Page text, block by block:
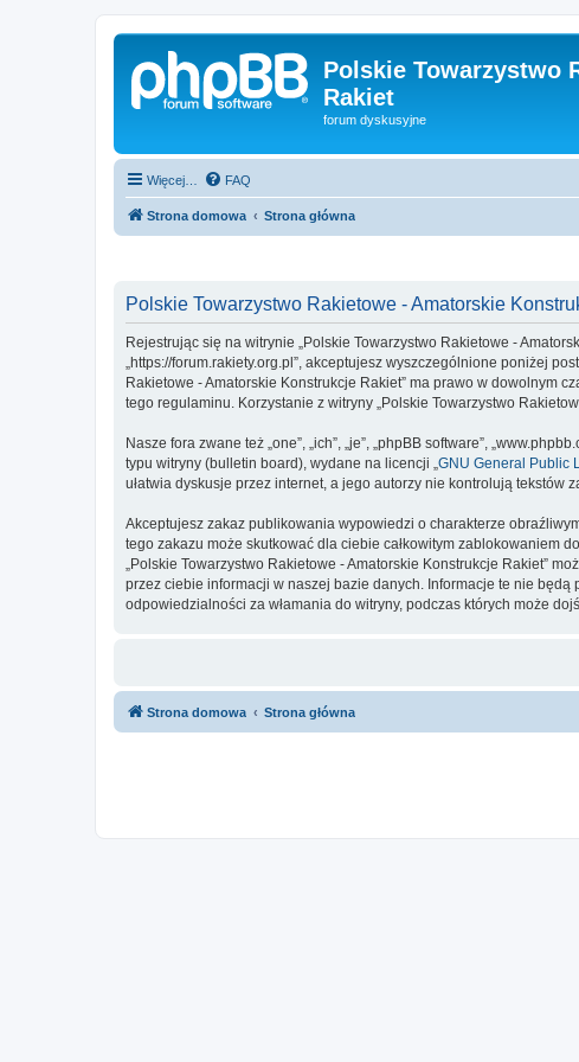
Polskie Towarzystwo
Rakiet
forum dyskusyjne
Więcej… FAQ
Strona domowa Strona główna
Polskie Towarzystwo Rakietowe - Amatorskie
Rejestrując się na witrynie „Polskie Towarzystwo Rakietowe -
„https://forum.rakiety.org.pl”, akceptujesz wyszczególnione poniżej
Rakietowe - Amatorskie Konstrukcje Rakiet” ma prawo w dowolnym
tego regulaminu. Korzystanie z witryny „Polskie Towarzystwo
Nasze fora zwane też „one”, „ich”, „je”, „phpBB software”,
typu witryny (bulletin board), wydane na licencji „GNU General Public
ułatwia dyskusje przez internet, a jego autorzy nie kontrolują
Akceptujesz zakaz publikowania wypowiedzi o charakterze
tego zakazu może skutkować dla ciebie całkowitym zablokowaniem
„Polskie Towarzystwo Rakietowe - Amatorskie Konstrukcje Rakiet”
przez ciebie informacji w naszej bazie danych. Informacje te nie
odpowiedzialności za włamania do witryny, podczas których może
Strona domowa Strona główna